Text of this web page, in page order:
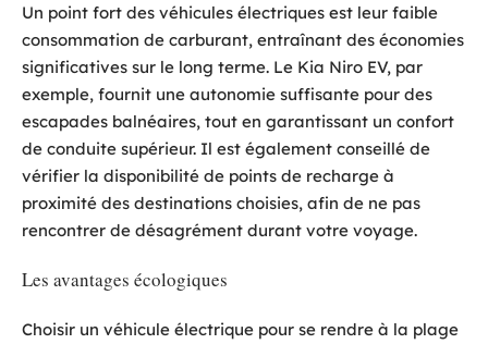
Un point fort des véhicules électriques est leur faible
consommation de carburant, entraînant des économies
significatives sur le long terme. Le Kia Niro EV, par
exemple, fournit une autonomie suffisante pour des
escapades balnéaires, tout en garantissant un confort
de conduite supérieur. Il est également conseillé de
vérifier la disponibilité de points de recharge à
proximité des destinations choisies, afin de ne pas
rencontrer de désagrément durant votre voyage.
Les avantages écologiques
Choisir un véhicule électrique pour se rendre à la plage